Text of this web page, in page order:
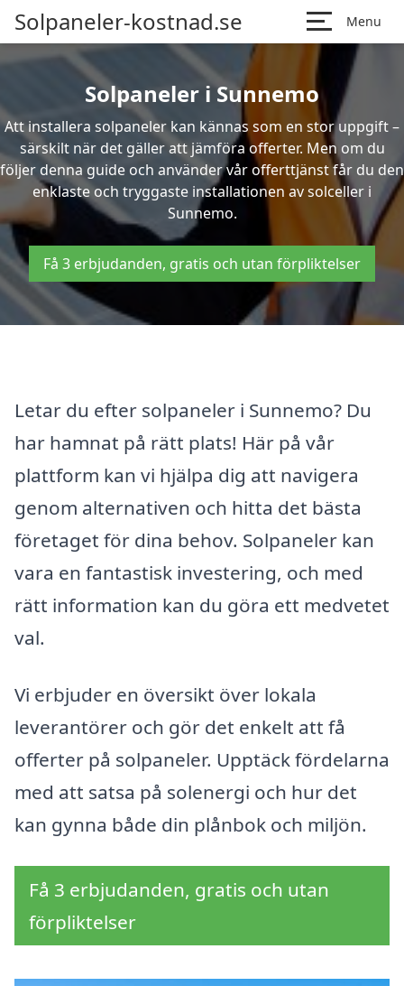
Solpaneler-kostnad.se Menu
Solpaneler i Sunnemo
Att installera solpaneler kan kännas som en stor uppgift –
särskilt när det gäller att jämföra offerter. Men om du
följer denna guide och använder vår offerttjänst får du den
enklaste och tryggaste installationen av solceller i
Sunnemo.
Få 3 erbjudanden, gratis och utan förpliktelser
Letar du efter solpaneler i Sunnemo? Du
har hamnat på rätt plats! Här på vår
plattform kan vi hjälpa dig att navigera
genom alternativen och hitta det bästa
företaget för dina behov. Solpaneler kan
vara en fantastisk investering, och med
rätt information kan du göra ett medvetet
val.
Vi erbjuder en översikt över lokala
leverantörer och gör det enkelt att få
offerter på solpaneler. Upptäck fördelarna
med att satsa på solenergi och hur det
kan gynna både din plånbok och miljön.
Få 3 erbjudanden, gratis och utan
förpliktelser